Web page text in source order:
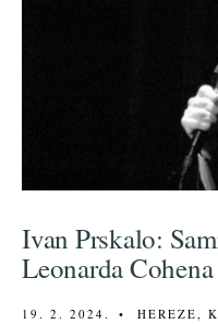
Ivan Prskalo:
Leonarda Cohena
19. 2. 2024. • HEREZE,